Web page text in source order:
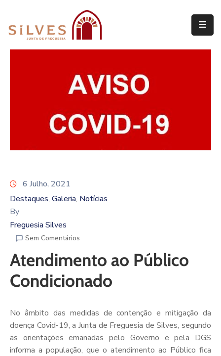
6 Julho, 2021
Destaques‚ Galeria‚ Notícias
By
Freguesia Silves
Sem Comentários
Atendimento ao Público
Condicionado
No âmbito das medidas de contenção e mitigação da
doença Covid-19, a Junta de Freguesia de Silves, segundo
as orientações emanadas pelo Governo e pela DGS
informa a população, que o atendimento ao Público fica